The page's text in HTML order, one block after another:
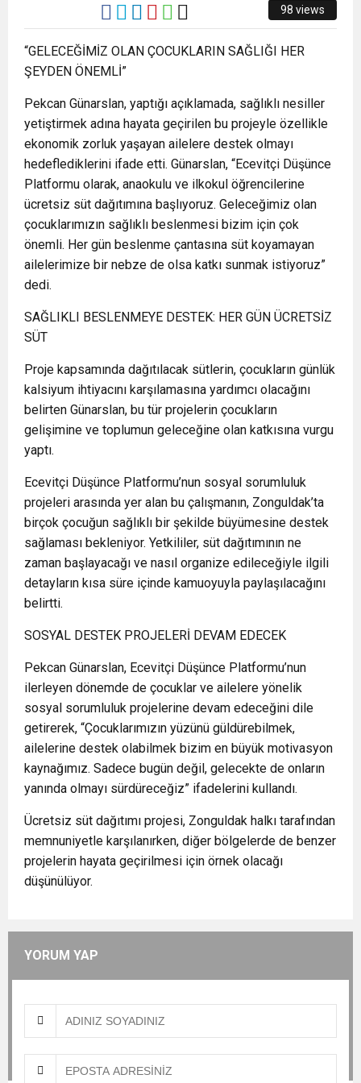
ZİYARET ETTİ.
98 views
“GELECEĞİMİZ OLAN ÇOCUKLARIN SAĞLIĞI HER
ŞEYDEN ÖNEMLİ”
Pekcan Günarslan, yaptığı açıklamada, sağlıklı nesiller
yetiştirmek adına hayata geçirilen bu projeyle özellikle
ekonomik zorluk yaşayan ailelere destek olmayı
hedeflediklerini ifade etti. Günarslan, “Ecevitçi Düşünce
Platformu olarak, anaokulu ve ilkokul öğrencilerine
ücretsiz süt dağıtımına başlıyoruz. Geleceğimiz olan
çocuklarımızın sağlıklı beslenmesi bizim için çok
önemli. Her gün beslenme çantasına süt koyamayan
ailelerimize bir nebze de olsa katkı sunmak istiyoruz”
dedi.
SAĞLIKLI BESLENMEYE DESTEK: HER GÜN ÜCRETSİZ
SÜT
Proje kapsamında dağıtılacak sütlerin, çocukların günlük
kalsiyum ihtiyacını karşılamasına yardımcı olacağını
belirten Günarslan, bu tür projelerin çocukların
gelişimine ve toplumun geleceğine olan katkısına vurgu
yaptı.
Ecevitçi Düşünce Platformu’nun sosyal sorumluluk
projeleri arasında yer alan bu çalışmanın, Zonguldak’ta
birçok çocuğun sağlıklı bir şekilde büyümesine destek
sağlaması bekleniyor. Yetkililer, süt dağıtımının ne
zaman başlayacağı ve nasıl organize edileceğiyle ilgili
detayların kısa süre içinde kamuoyuyla paylaşılacağını
belirtti.
SOSYAL DESTEK PROJELERİ DEVAM EDECEK
Pekcan Günarslan, Ecevitçi Düşünce Platformu’nun
ilerleyen dönemde de çocuklar ve ailelere yönelik
sosyal sorumluluk projelerine devam edeceğini dile
getirerek, “Çocuklarımızın yüzünü güldürebilmek,
ailelerine destek olabilmek bizim en büyük motivasyon
kaynağımız. Sadece bugün değil, gelecekte de onların
yanında olmayı sürdüreceğiz” ifadelerini kullandı.
Ücretsiz süt dağıtımı projesi, Zonguldak halkı tarafından
memnuniyetle karşılanırken, diğer bölgelerde de benzer
projelerin hayata geçirilmesi için örnek olacağı
düşünülüyor.
YORUM YAP